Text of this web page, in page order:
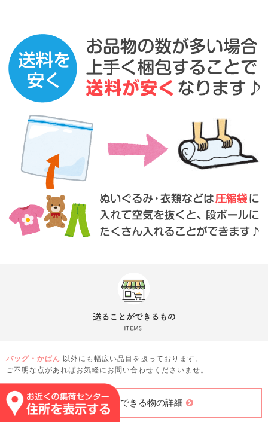
バッグ・かばん 以外にも幅広い品目を扱っております。
ご不明な点があればお気軽にお問い合わせくださいませ。
送ることができる物の詳細